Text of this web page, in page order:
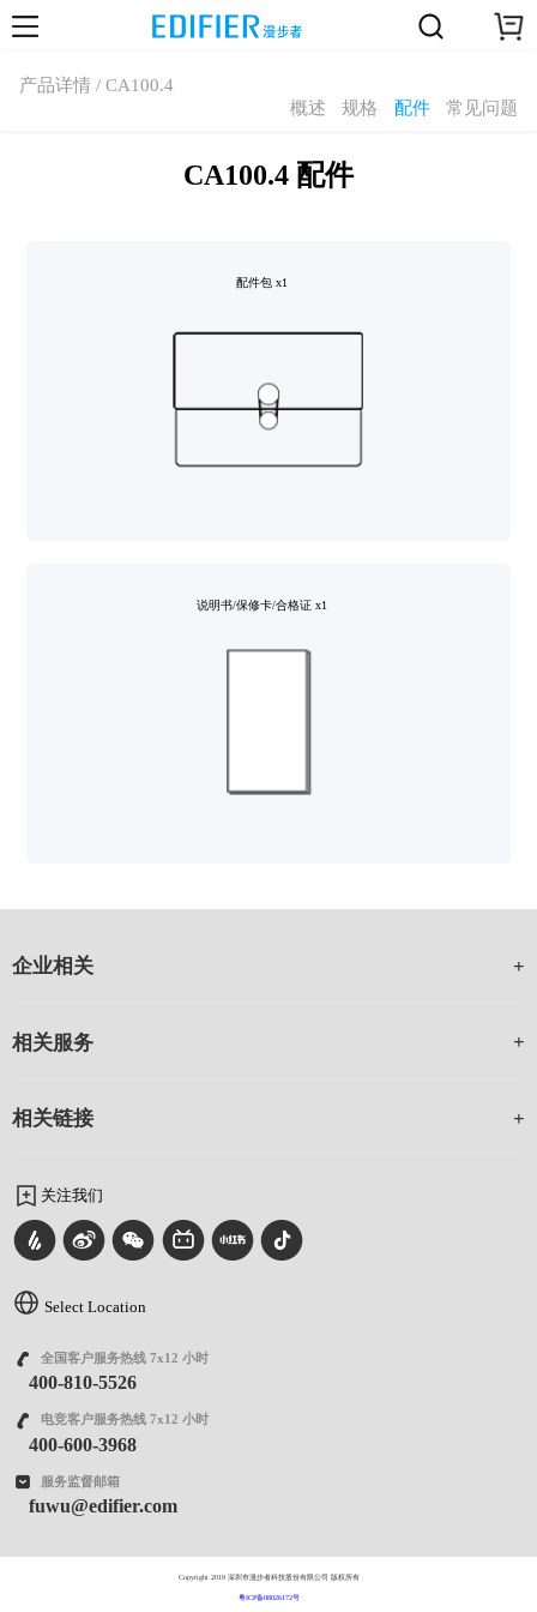
产品详情 / CA100.4
概述
规格 配件 常见问题
CA100.4 配件
配件包 x1
说明书/保修卡/合格证 x1
企业相关
相关服务
相关链接
关注我们
Select Location
全国客户服务热线 7x12 小时
400-810-5526
电竞客户服务热线 7x12 小时
400-600-3968
服务监督邮箱
fuwu@edifier.com
Copyright 2019 深圳市漫步者科技股份有限公司 版权所有
粤ICP备08026172号